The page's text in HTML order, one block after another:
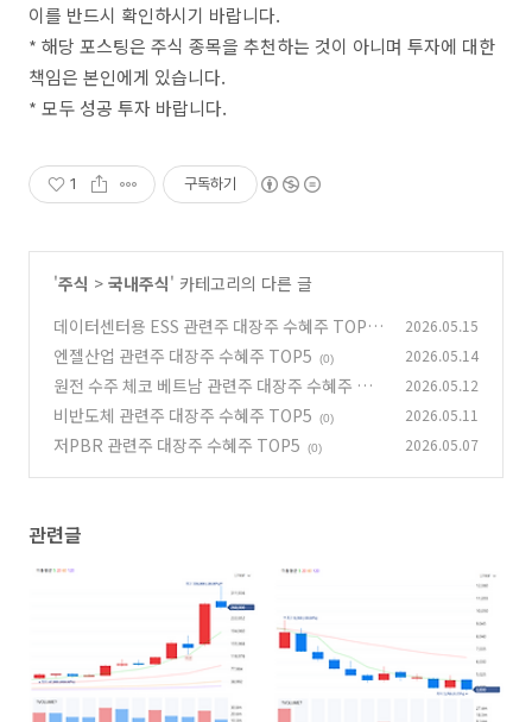
이를 반드시 확인하시기 바랍니다.
* 해당 포스팅은 주식 종목을 추천하는 것이 아니며 투자에 대한
책임은 본인에게 있습니다.
* 모두 성공 투자 바랍니다.
1 구독하기
'주식 > 국내주식' 카테고리의 다른 글
데이터센터용 ESS 관련주 대장주 수혜주 TOP5
(0)
2026.05.15
엔젤산업 관련주 대장주 수혜주 TOP5 (0) 2026.05.14
원전 수주 체코 베트남 관련주 대장주 수혜주 TO
P5 (0)
2026.05.12
비반도체 관련주 대장주 수혜주 TOP5 (0) 2026.05.11
저PBR 관련주 대장주 수혜주 TOP5 (0) 2026.05.07
관련글